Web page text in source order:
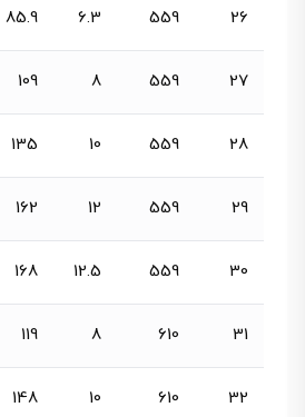
26
559
6.3
85.9
27
559
8
109
28
559
10
135
29
559
12
162
30
559
12.5
168
31
610
8
119
32
610
10
148